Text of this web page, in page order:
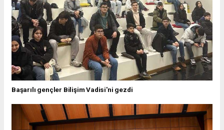
Başarılı gençler Bilişim Vadisi'ni gezdi